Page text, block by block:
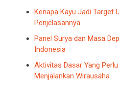
Kenapa Kayu Jadi Target
Penjelasannya
Panel Surya dan Masa
Indonesia
Aktivitas Dasar Yang
Menjalankan Wirausaha